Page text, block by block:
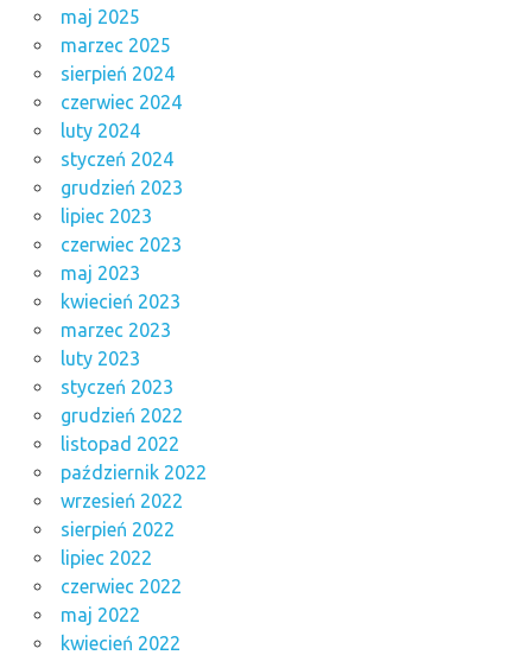
maj 2025
marzec 2025
sierpień 2024
czerwiec 2024
luty 2024
styczeń 2024
grudzień 2023
lipiec 2023
czerwiec 2023
maj 2023
kwiecień 2023
marzec 2023
luty 2023
styczeń 2023
grudzień 2022
listopad 2022
październik 2022
wrzesień 2022
sierpień 2022
lipiec 2022
czerwiec 2022
maj 2022
kwiecień 2022